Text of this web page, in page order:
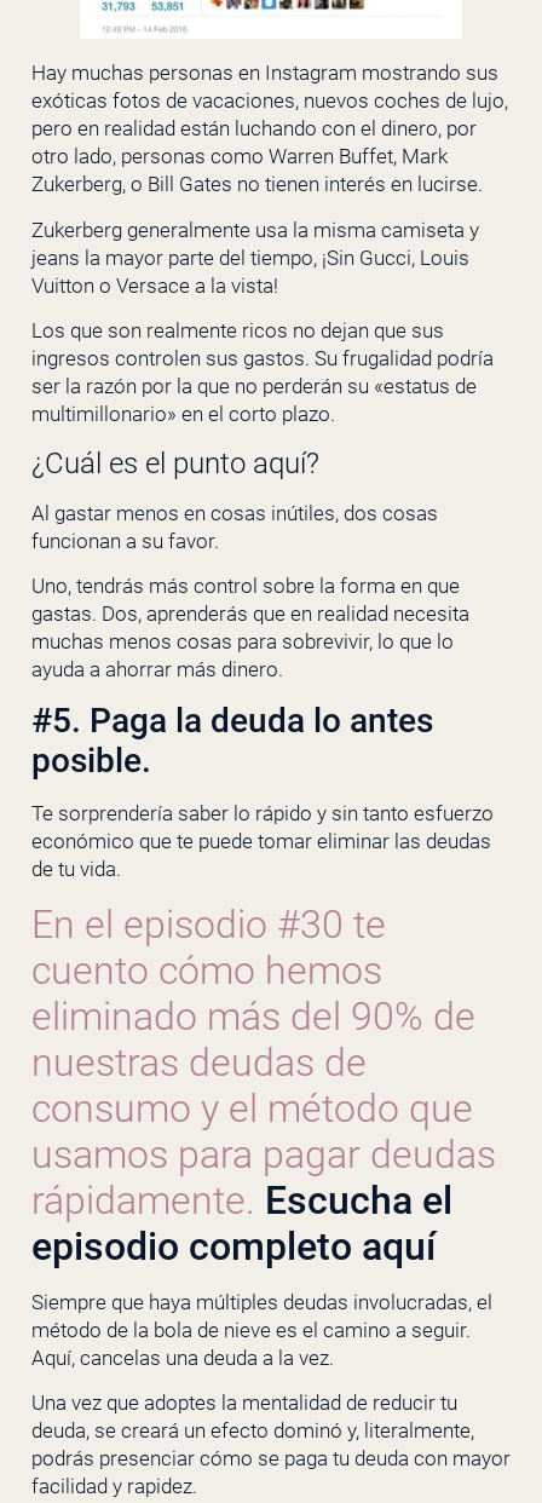
Hay muchas personas en Instagram mostrando sus
exóticas fotos de vacaciones, nuevos coches de lujo,
pero en realidad están luchando con el dinero, por
otro lado, personas como Warren Buffet, Mark
Zukerberg, o Bill Gates no tienen interés en lucirse.
Zukerberg generalmente usa la misma camiseta y
jeans la mayor parte del tiempo, ¡Sin Gucci, Louis
Vuitton o Versace a la vista!
Los que son realmente ricos no dejan que sus
ingresos controlen sus gastos. Su frugalidad podría
ser la razón por la que no perderán su «estatus de
multimillonario» en el corto plazo.
¿Cuál es el punto aquí?
Al gastar menos en cosas inútiles, dos cosas
funcionan a su favor.
Uno, tendrás más control sobre la forma en que
gastas. Dos, aprenderás que en realidad necesita
muchas menos cosas para sobrevivir, lo que lo
ayuda a ahorrar más dinero.
#5. Paga la deuda lo antes
posible.
Te sorprendería saber lo rápido y sin tanto esfuerzo
económico que te puede tomar eliminar las deudas
de tu vida.
En el episodio #30 te
cuento cómo hemos
eliminado más del 90% de
nuestras deudas de
consumo y el método que
usamos para pagar deudas
rápidamente. Escucha el
episodio completo aquí
Siempre que haya múltiples deudas involucradas, el
método de la bola de nieve es el camino a seguir.
Aquí, cancelas una deuda a la vez.
Una vez que adoptes la mentalidad de reducir tu
deuda, se creará un efecto dominó y, literalmente,
podrás presenciar cómo se paga tu deuda con mayor
facilidad y rapidez.